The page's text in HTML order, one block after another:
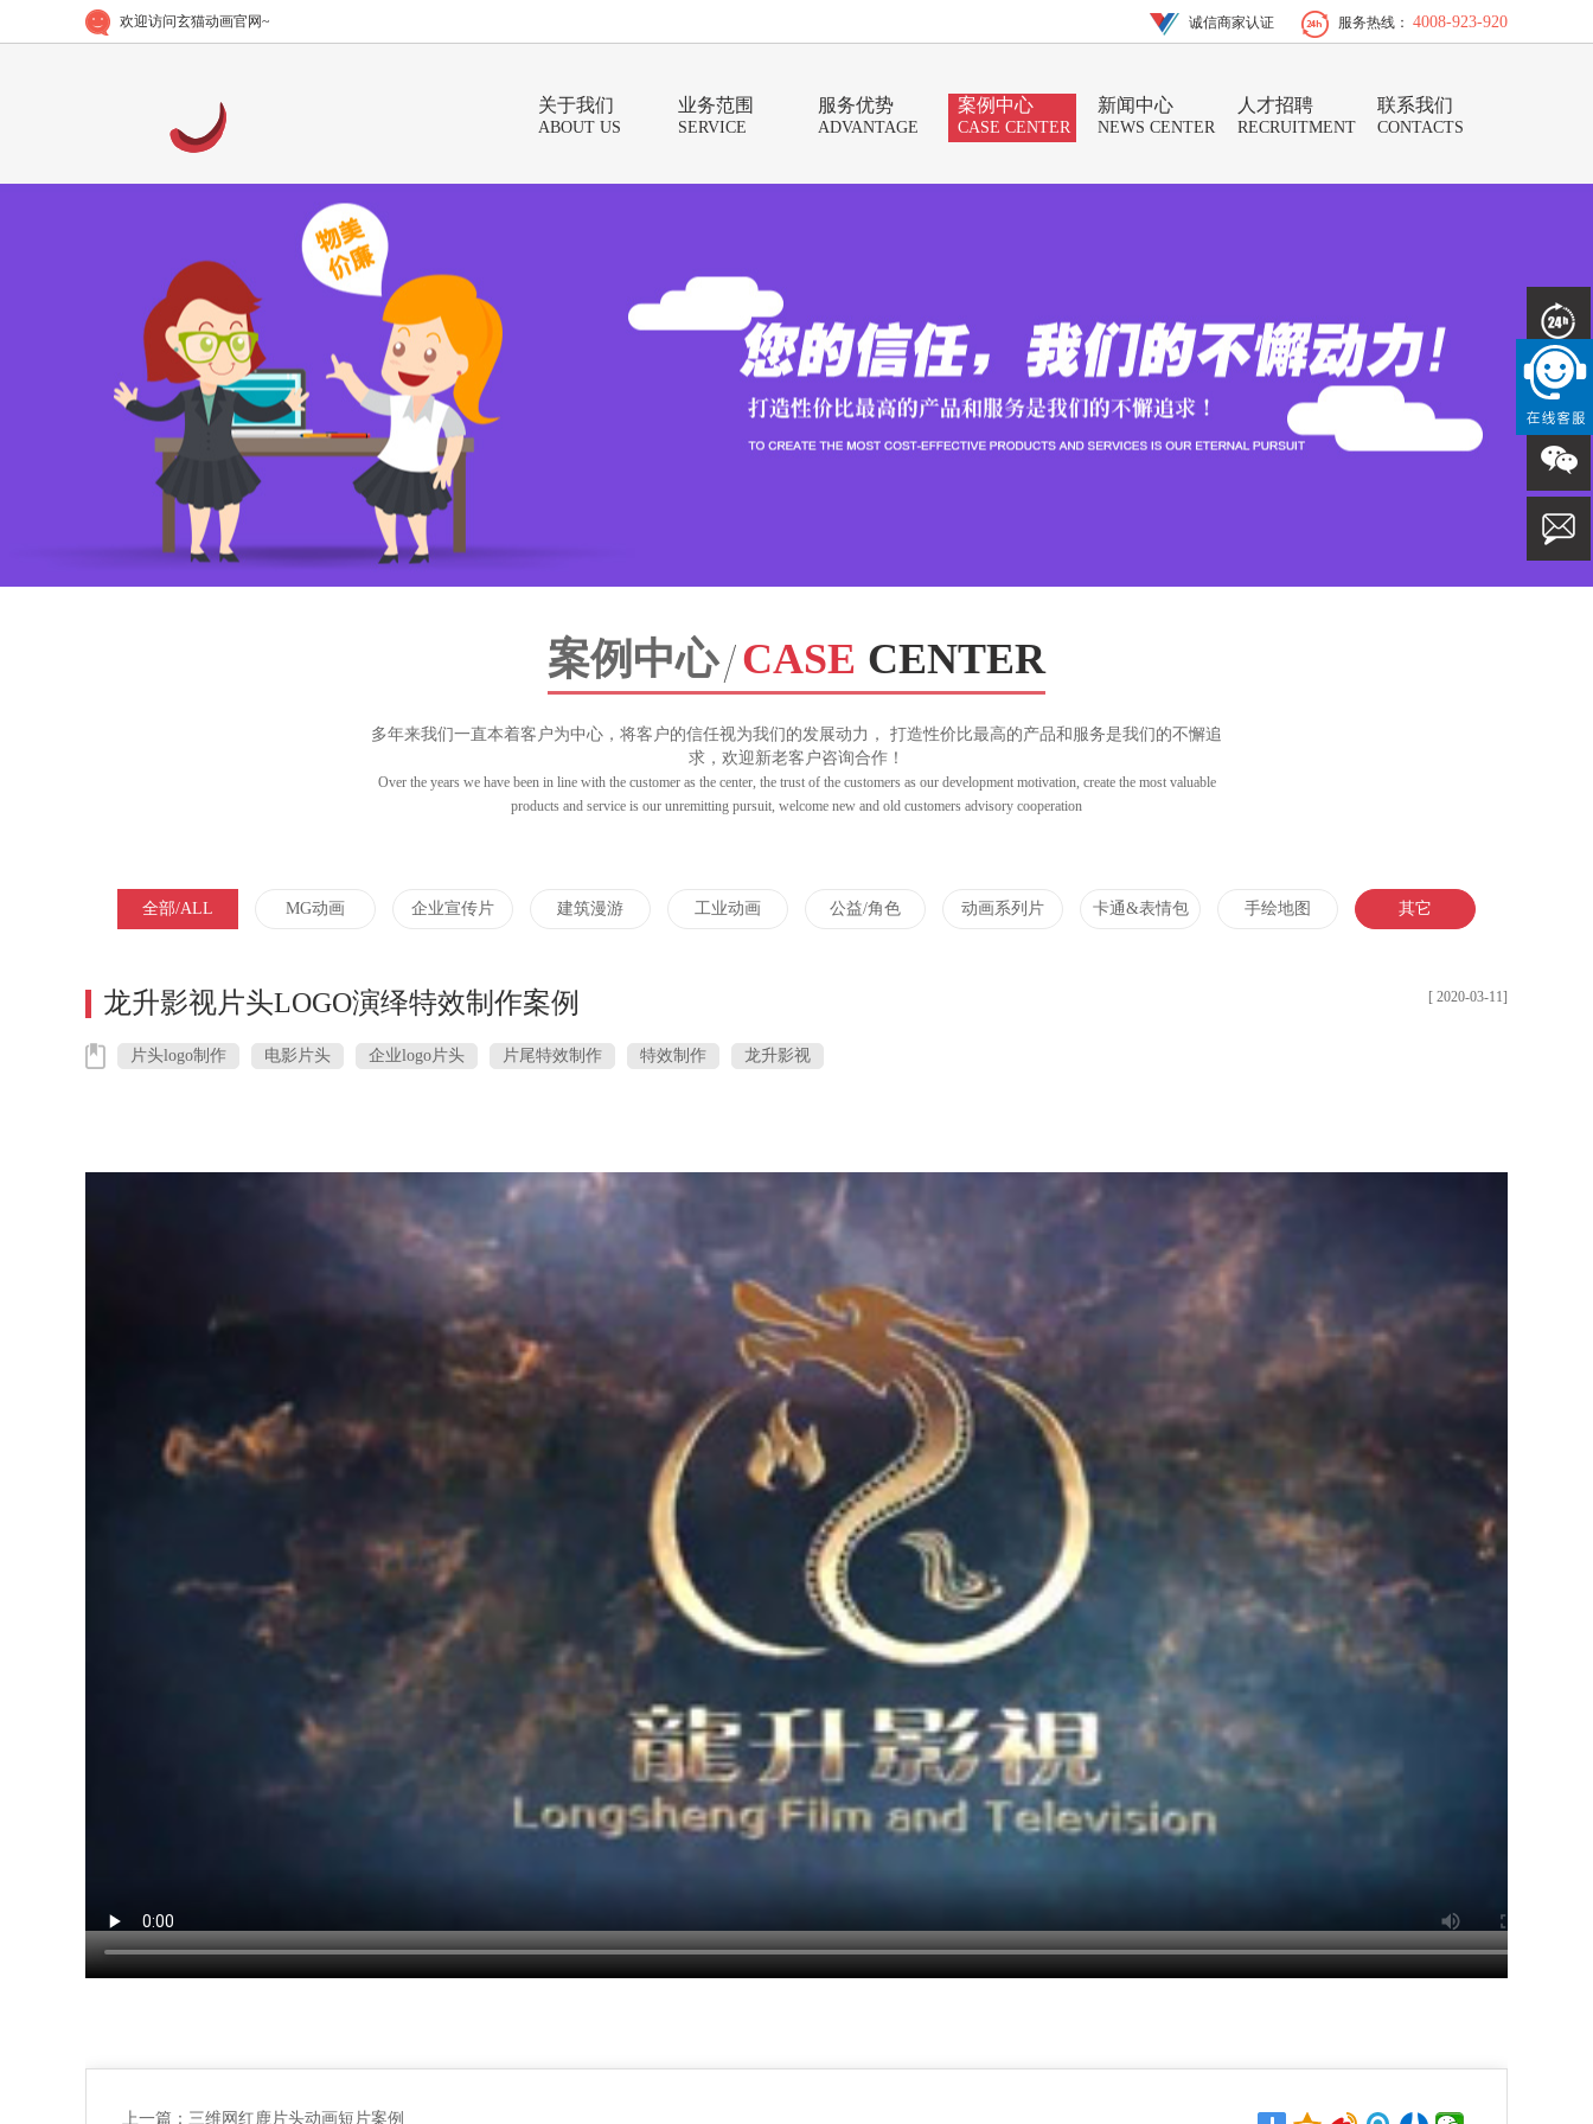
欢迎访问玄猫动画官网~ 诚信商家认证 服务热线： 4008-923-920
关于我们
ABOUT US
业务范围
SERVICE
服务优势
ADVANTAGE
案例中心
CASE CENTER
新闻中心
NEWS CENTER
人才招聘
RECRUITMENT
联系我们
CONTACTS
案例中心 CASE CENTER
多年来我们一直本着客户为中心，将客户的信任视为我们的发展动力， 打造性价比最高的产品和服务是我们的不懈追
求，欢迎新老客户咨询合作！
Over the years we have been in line with the customer as the center, the trust of the customers as our development motivation, create the most valuable
products and service is our unremitting pursuit, welcome new and old customers advisory cooperation
全部/ALL MG动画 企业宣传片 建筑漫游 工业动画 公益/角色 动画系列片 卡通&表情包 手绘地图 其它
龙升影视片头LOGO演绎特效制作案例 [ 2020-03-11]
片头logo制作 电影片头 企业logo片头 片尾特效制作 特效制作 龙升影视
上一篇： 三维网红鹿片头动画短片案例